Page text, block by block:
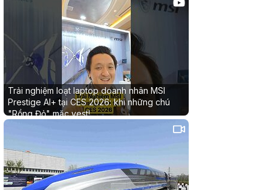
Trải nghiệm loạt laptop doanh nhân MSI
Prestige AI+ tại CES 2026: khi những chú
"Rồng Đỏ" mặc vest!